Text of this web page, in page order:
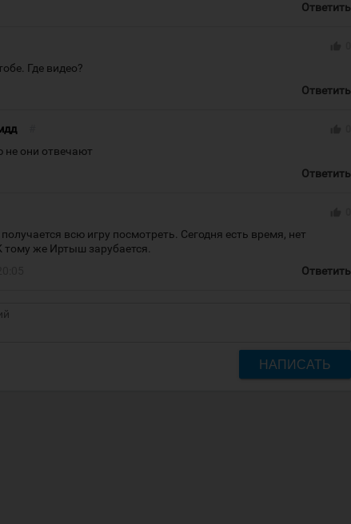
Ответить
Где видео?
Ответить
не они отвечают
Ответить
всю игру посмотреть. Сегодня есть время, нет
тому же Иртыш зарубается.
Ответить
НАПИСАТЬ